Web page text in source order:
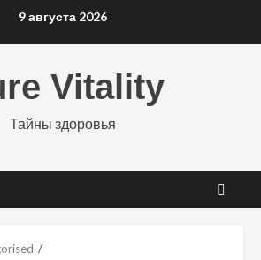
9 августа 2026
Vitality
Тайны здоровья